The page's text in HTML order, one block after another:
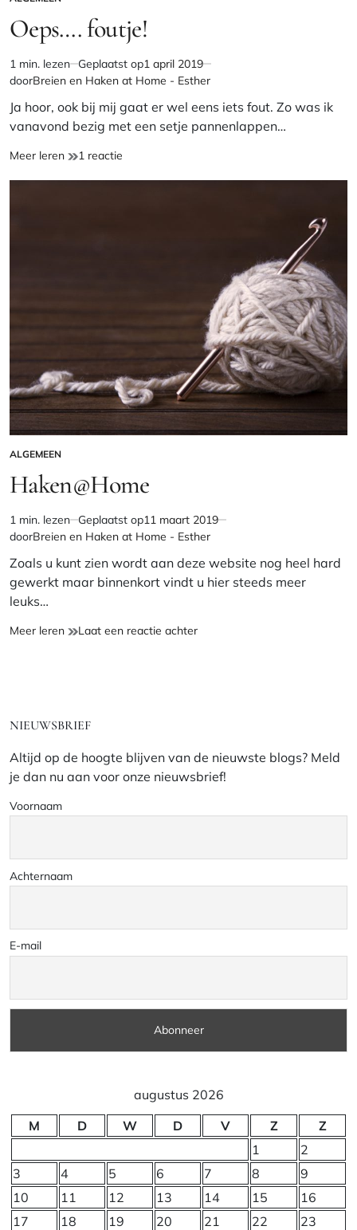
GEPLAATST
IN
Oeps…. foutje!
Geschatte
leestijd
1 min. lezen Geplaatst op1 april 2019
doorBreien en Haken at Home - Esther
Ja hoor, ook bij mij gaat er wel eens iets fout. Zo was ik
vanavond bezig met een setje pannenlappen…
Meer leren Oeps….
1 reactie
GEPLAATST
IN
ALGEMEEN
Haken@Home
Geschatte
leestijd
1 min. lezen Geplaatst op11 maart 2019
doorBreien en Haken at Home - Esther
Zoals u kunt zien wordt aan deze website nog heel hard
gewerkt maar binnenkort vindt u hier steeds meer
leuks…
Meer leren Haken@Home
Laat een reactie achterop
NIEUWSBRIEF
Altijd op de hoogte blijven van de nieuwste blogs? Meld
je dan nu aan voor onze nieuwsbrief!
Voornaam
Achternaam
E-mail
augustus 2026
M
D W D V Z
Z
1
2
3
4 5 6 7 8
9
10
11 12 13 14 15
16
17
18 19 20 21 22
23